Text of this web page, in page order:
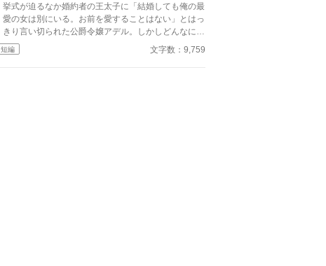
挙式が迫るなか婚約者の王太子に「結婚しても俺の最
愛の女は別にいる。お前を愛することはない」とはっ
きり言い切られた公爵令嬢アデル。しかしどんなに婚
約者としてないがしろにされても女性としての誇りを
傷つけられても彼女は平気だった。なぜなら大切な
短編 文字数：9,759